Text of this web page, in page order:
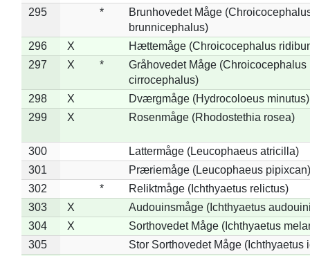
295
*
Brunhovedet Måge
brunnicephalus)
296
X
Hættemåge (Chroicocephalus
297
X *
Gråhovedet Måge (Chroicocephalus
cirrocephalus)
298
X
Dværgmåge (Hydrocoloeus minutus)
299
X Rosenmåge (Rhodostethia rosea)
300
Lattermåge (Leucophaeus atricilla)
301
Præriemåge (Leucophaeus pipixcan)
302
*
Reliktmåge (Ichthyaetus relictus)
303
X
Audouinsmåge (Ichthyaetus
304
X
Sorthovedet Måge (Ichthyaetus
305
Stor Sorthovedet Måge (Ichthyaetus